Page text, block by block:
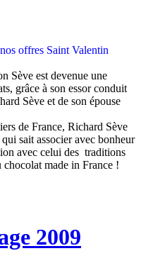
offres Saint Valentin
Sève est devenue une
grâce à son essor conduit
Sève et de son épouse
de France, Richard Sève
sait associer avec bonheur
avec celui des traditions
made in France !
2009